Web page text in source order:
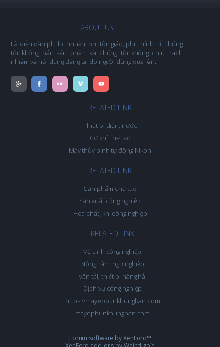
ABOUT US
Là diễn đàn phi lợi nhuận, phi tôn giáo, phi chính trị. Chúng
tôi không bán sản phẩm và chúng tôi không chịu trách
nhiệm về nội dung đăng tải do người dùng đưa lên.
RELATED LINK
Thiết bị điện, nước
Cơ khí chế tạo
Máy thủy bình tự động Nikon
RELATED LINK
Sản phẩm chế tạo
Sản xuất công nghiệp
Hóa chất, khí công nghiệp
RELATED LINK
Vệ sinh công nghiệp
Nông, lâm, ngư nghiệp
Vận tải, thiết bị hàng hải
Dịch vụ công nghiệp
https://mayepbunkhungban.com
mayepbunkhungban.com
Forum software by XenForo™
XenForo add-ons by Waindigo™